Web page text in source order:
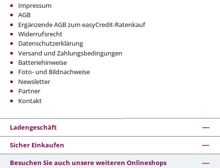
Impressum
AGB
Ergänzende AGB zum easyCredit-Ratenkauf
Widerrufsrecht
Datenschutzerklärung
Versand und Zahlungsbedingungen
Batteriehinweise
Foto- und Bildnachweise
Newsletter
Partner
Kontakt
Ladengeschäft
Sicher Einkaufen
Besuchen Sie auch unsere weiteren Onlineshops